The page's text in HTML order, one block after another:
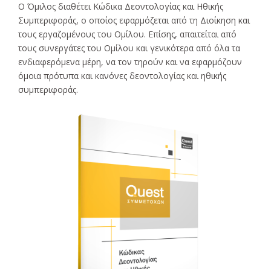
Ο Όμιλος διαθέτει Κώδικα Δεοντολογίας και Ηθικής
Συμπεριφοράς, ο οποίος εφαρμόζεται από τη Διοίκηση και
τους εργαζομένους του Ομίλου. Επίσης, απαιτείται από
τους συνεργάτες του Ομίλου και γενικότερα από όλα τα
ενδιαφερόμενα μέρη, να τον τηρούν και να εφαρμόζουν
όμοια πρότυπα και κανόνες δεοντολογίας και ηθικής
συμπεριφοράς.